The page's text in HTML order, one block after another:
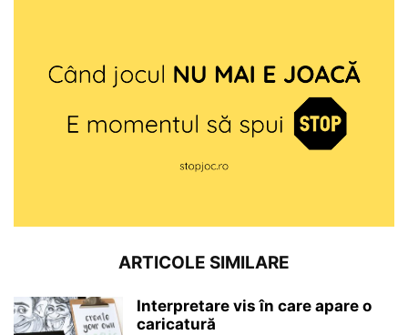
ARTICOLE SIMILARE
Interpretare vis în care apare o
caricatură